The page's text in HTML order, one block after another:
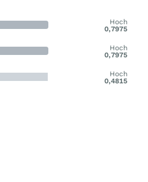
Hoch
0,7975
Hoch
0,7975
Hoch
0,4815